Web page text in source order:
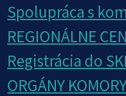
Spolupráca s
REGIONÁLNE
Registrácia do
ORGÁNY